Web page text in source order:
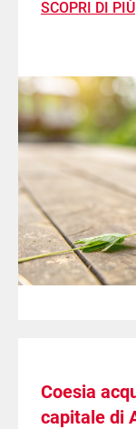
SCOPRI DI PIÙ
Coesia
capitale di